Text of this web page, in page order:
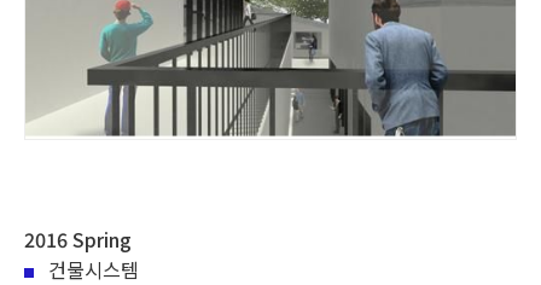
2016 Spring
건물시스템